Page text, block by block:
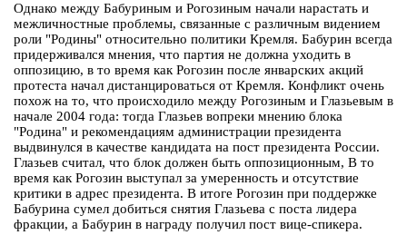
Однако между Бабуриным и Рогозиным начали нарастать и
межличностные проблемы, связанные с различным видением
роли "Родины" относительно политики Кремля. Бабурин всегда
придерживался мнения, что партия не должна уходить в
оппозицию, в то время как Рогозин после январских акций
протеста начал дистанцироваться от Кремля. Конфликт очень
похож на то, что происходило между Рогозиным и Глазьевым в
начале 2004 года: тогда Глазьев вопреки мнению блока
"Родина" и рекомендациям администрации президента
выдвинулся в качестве кандидата на пост президента России.
Глазьев считал, что блок должен быть оппозиционным, В то
время как Рогозин выступал за умеренность и отсутствие
критики в адрес президента. В итоге Рогозин при поддержке
Бабурина сумел добиться снятия Глазьева с поста лидера
фракции, а Бабурин в награду получил пост вице-спикера.